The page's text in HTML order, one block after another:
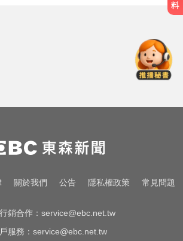
未來一週降雨熱區曝
虎》資深綠葉演員 黎彼得病
友悲痛證實
停播一週！網紅「肥大叔」
關於我們 公告 隱私權政策 常見問題
銷合作： service@ebc.net.tw
服務： service@ebc.net.tw